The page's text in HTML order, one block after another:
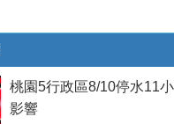
桃園5行政區8/10停水11
影響